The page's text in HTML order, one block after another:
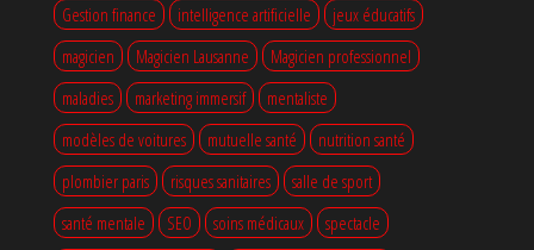
Gestion finance
intelligence artificielle
jeux éducatifs
magicien
Magicien Lausanne
Magicien professionnel
maladies
marketing immersif
mentaliste
modèles de voitures
mutuelle santé
nutrition santé
plombier paris
risques sanitaires
salle de sport
santé mentale
SEO soins médicaux
spectacle